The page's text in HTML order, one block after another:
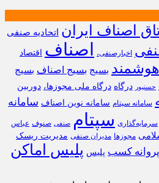
اصناف ایران اتحادیه صنفی
اخبارصنفی، اصناف
اقتصاد
هوشمند بسیج بسیج اصناف بسیج
حسنپور درگاه درگاه ملی مجوزها، دوربین
سامانه سپتام سامانه نوین اصناف سامانه
سرمایه‌گذاری سپتام صنفی صنوف عباس
مجوزها مدیران صنفی مدیریت ریسک
پروانه کسب پلیس پلیس اماکن